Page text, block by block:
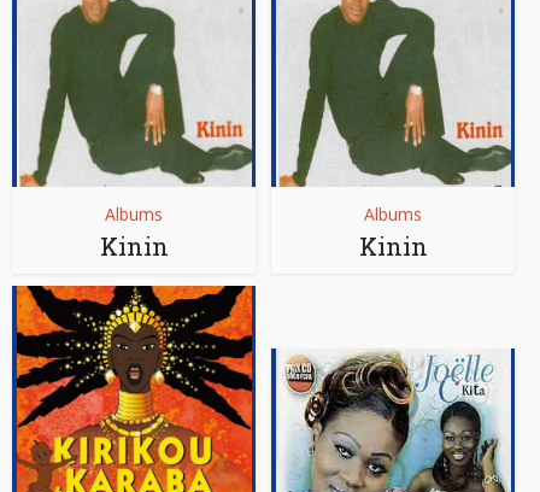
Albums
Kinin
Albums
Kinin